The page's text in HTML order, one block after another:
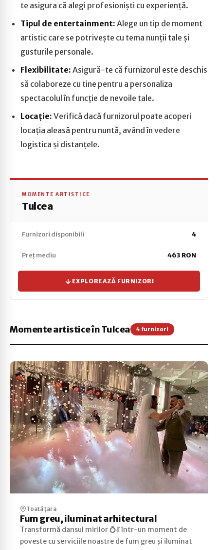
te asigura că alegi profesioniști cu experiență.
Tipul de entertainment: Alege un tip de moment
artistic care se potrivește cu tema nunții tale și
gusturile personale.
Flexibilitate: Asigură-te că furnizorul este deschis
să colaboreze cu tine pentru a personaliza
spectacolul în funcție de nevoile tale.
Locație: Verifică dacă furnizorul poate acoperi
locația aleasă pentru nuntă, având în vedere
logistica și distanțele.
MOMENTE ARTISTICE
Tulcea
Furnizori disponibili 4
Preț mediu 463 RON
EXPLOREAZĂ FURNIZORI
Momente artistice în Tulcea 4 furnizori
Toată țara
Fum greu, iluminat arhitectural
Transformă dansul mirilor 💍💃 într-un moment de
poveste cu serviciile noastre de fum greu și iluminat